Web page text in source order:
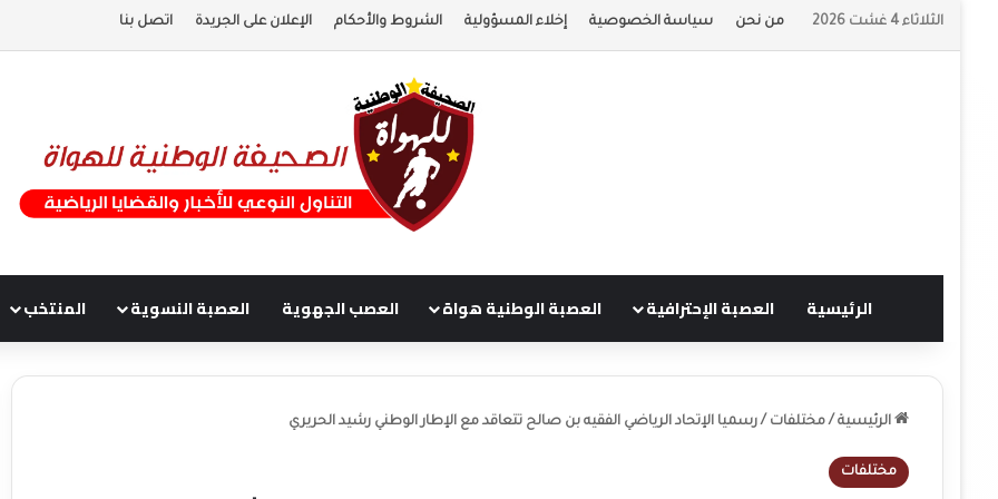
الثلاثاء 4 غشت 2026 من نحن سياسة الخصوصية إخلاء المسؤولية الشروط والأحكام الإعلان على الجريدة اتصل بنا
الرئيسية العصبة الإحترافية العصبة الوطنية هواة العصب الجهوية العصبة النسوية المنتخب
الرئيسية / مختلفات / رسميا الإتحاد الرياضي الفقيه بن صالح تتعاقد مع الإطار الوطني رشيد الحريري
مختلفات